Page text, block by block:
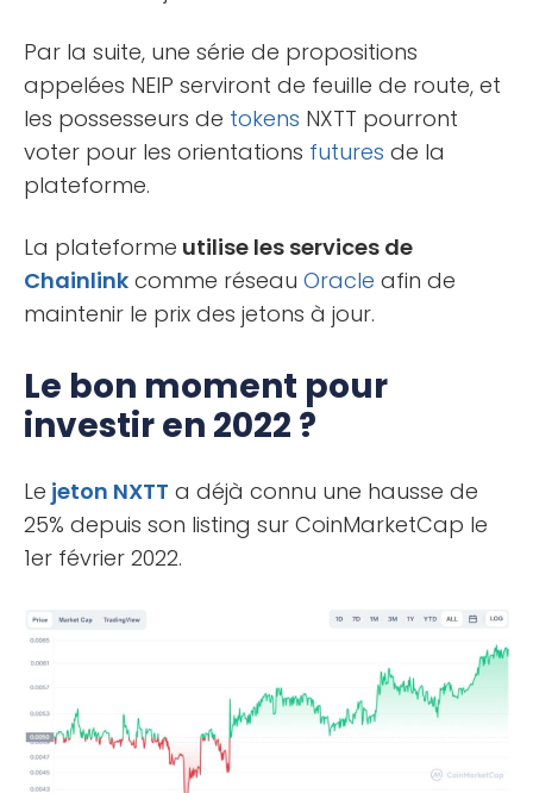
Par la suite, une série de propositions
appelées NEIP serviront de feuille de route, et
les possesseurs de tokens NXTT pourront
voter pour les orientations futures de la
plateforme.
La plateforme utilise les services de
Chainlink comme réseau Oracle afin de
maintenir le prix des jetons à jour.
Le bon moment pour
investir en 2022 ?
Le jeton NXTT a déjà connu une hausse de
25% depuis son listing sur CoinMarketCap le
1er février 2022.